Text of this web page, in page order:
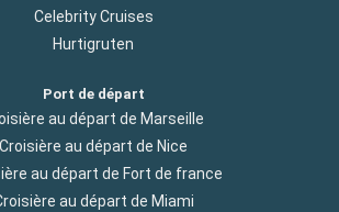
Celebrity Cruises
Hurtigruten
Port de départ
au départ de Marseille
Croisière au départ de Nice
au départ de Fort de france
au départ de Miami